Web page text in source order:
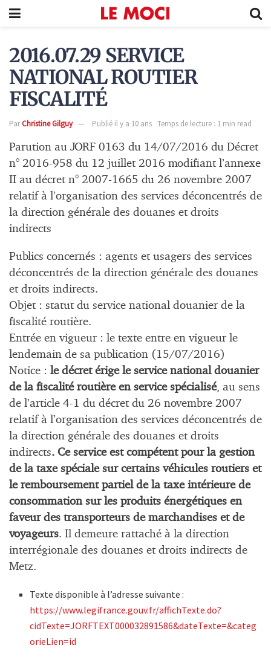
2016.07.29 SERVICE
NATIONAL ROUTIER
FISCALITÉ
ParChristine Gilguy Publié il y a 10 ans Temps de lecture : 1 min read
Parution au JORF 0163 du 14/07/2016 du Décret
n° 2016-958 du 12 juillet 2016 modifiant l’annexe
II au décret n° 2007-1665 du 26 novembre 2007
relatif à l’organisation des services déconcentrés de
la direction générale des douanes et droits
indirects
Publics concernés : agents et usagers des services
déconcentrés de la direction générale des douanes
et droits indirects.
Objet : statut du service national douanier de la
fiscalité routière.
Entrée en vigueur : le texte entre en vigueur le
lendemain de sa publication (15/07/2016)
Notice : le décret érige le service national douanier
de la fiscalité routière en service spécialisé, au sens
de l’article 4-1 du décret du 26 novembre 2007
relatif à l’organisation des services déconcentrés de
la direction générale des douanes et droits
indirects. Ce service est compétent pour la gestion
de la taxe spéciale sur certains véhicules routiers et
le remboursement partiel de la taxe intérieure de
consommation sur les produits énergétiques en
faveur des transporteurs de marchandises et de
voyageurs. Il demeure rattaché à la direction
interrégionale des douanes et droits indirects de
Metz.
Texte disponible à l’adresse suivante :
https://www.legifrance.gouv.fr/affichTexte.do?
cidTexte=JORFTEXT000032891586&dateTexte=&categ
orieLien=id